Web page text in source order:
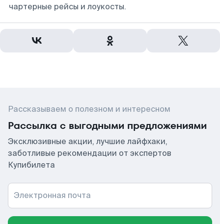
чартерные рейсы и лоукосты.
Рассказываем о полезном и интересном
Рассылка с выгодными предложениями
Эксклюзивные акции, лучшие лайфхаки,
заботливые рекомендации от экспертов
Купибилета
Электронная почта